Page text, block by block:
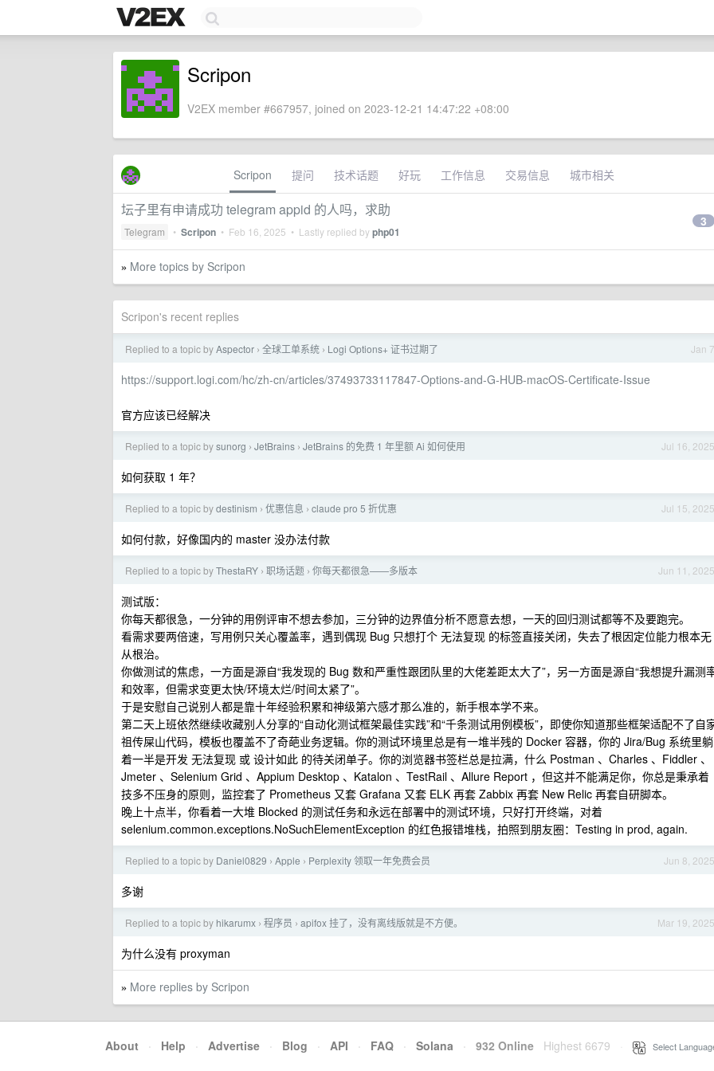
Scripon
V2EX member #667957, joined on 2023-12-21 14:47:22 +08:00
Scripon 提问 技术话题 好玩 工作信息 交易信息 城市相关
坛子里有申请成功 telegram appid 的人吗，求助
Telegram • Scripon • Feb 16, 2025 • Lastly replied byphp01
3
» More topics by Scripon
Scripon's recent replies
Jan 7
Replied to a topic byAspector › 全球工单系统 › Logi Options+ 证书过期了
https://support.logi.com/hc/zh-cn/articles/37493733117847-Options-and-G-HUB-macOS-Certificate-Issue
官方应该已经解决
Jul 16, 2025
Replied to a topic bysunorg › JetBrains › JetBrains 的免费 1 年里额 Ai 如何使用
如何获取 1 年？
Jul 15, 2025
Replied to a topic bydestinism › 优惠信息 › claude pro 5 折优惠
如何付款，好像国内的 master 没办法付款
Jun 11, 2025
Replied to a topic byThestaRY › 职场话题 › 你每天都很急——多版本
测试版：
你每天都很急，一分钟的用例评审不想去参加，三分钟的边界值分析不愿意去想，一天的回归测试都等不及要跑完。
看需求要两倍速，写用例只关心覆盖率，遇到偶现 Bug 只想打个 无法复现 的标签直接关闭，失去了根因定位能力根本无
从根治。
你做测试的焦虑，一方面是源自“我发现的 Bug 数和严重性跟团队里的大佬差距太大了”，另一方面是源自“我想提升漏测
和效率，但需求变更太快/环境太烂/时间太紧了”。
于是安慰自己说别人都是靠十年经验积累和神级第六感才那么准的，新手根本学不来。
第二天上班依然继续收藏别人分享的“自动化测试框架最佳实践”和“千条测试用例模板”，即使你知道那些框架适配不了自
祖传屎山代码，模板也覆盖不了奇葩业务逻辑。你的测试环境里总是有一堆半残的 Docker 容器，你的 Jira/Bug 系统里躺
着一半是开发 无法复现 或 设计如此 的待关闭单子。你的浏览器书签栏总是拉满，什么 Postman 、Charles 、Fiddler 、
Jmeter 、Selenium Grid 、Appium Desktop 、Katalon 、TestRail 、Allure Report ，但这并不能满足你，你总是秉承着
技多不压身的原则，监控套了 Prometheus 又套 Grafana 又套 ELK 再套 Zabbix 再套 New Relic 再套自研脚本。
晚上十点半，你看着一大堆 Blocked 的测试任务和永远在部署中的测试环境，只好打开终端，对着
selenium.common.exceptions.NoSuchElementException 的红色报错堆栈，拍照到朋友圈：Testing in prod, again.
Jun 8, 2025
Replied to a topic by Daniel0829 › Apple › Perplexity 领取一年免费会员
多谢
Mar 19, 2025
Replied to a topic by hikarumx › 程序员 › apifox 挂了，没有离线版就是不方便。
为什么没有 proxyman
» More replies by Scripon
About · Help · Advertise · Blog · API · FAQ · Solana · 932 Online Highest 6679 Select